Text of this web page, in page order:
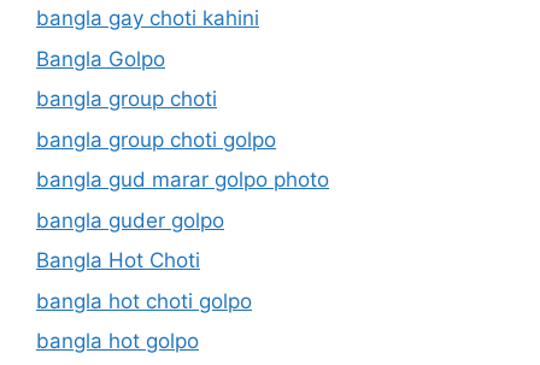
bangla gay choti kahini
Bangla Golpo
bangla group choti
bangla group choti golpo
bangla gud marar golpo photo
bangla guder golpo
Bangla Hot Choti
bangla hot choti golpo
bangla hot golpo